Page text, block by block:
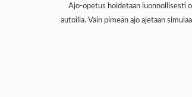
Ajo-opetus hoidetaan luonnollisesti
autoilla. Vain pimeän ajo ajetaan